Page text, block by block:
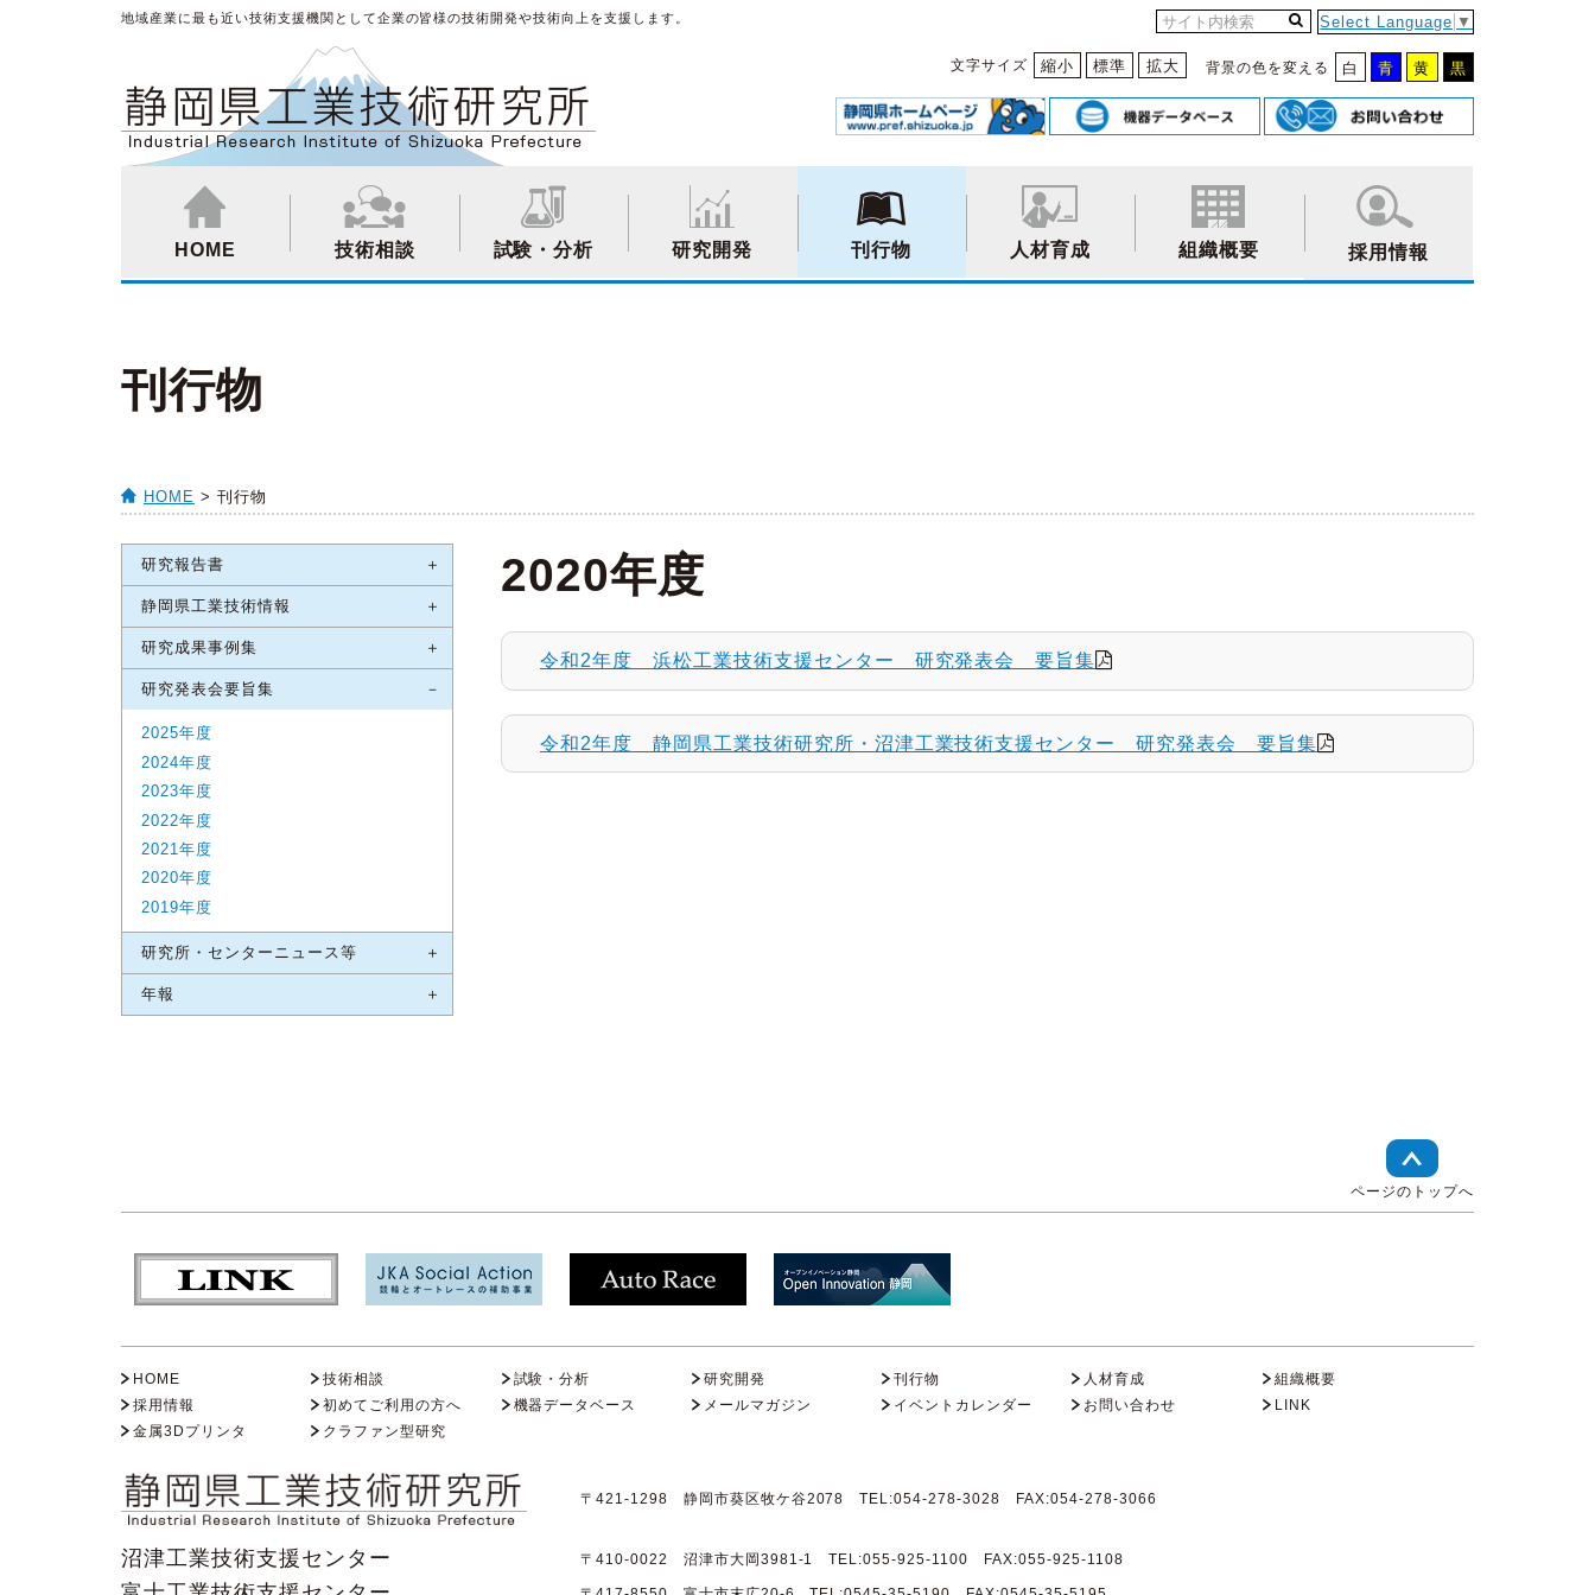
地域産業に最も近い技術支援機関として企業の皆様の技術開発や技術向上を支援します。 Select Language ▼
文字サイズ 縮小 標準 拡大 背景の色を変える 白 青 黄 黒
HOME 技術相談 試験・分析 研究開発 刊行物 人材育成 組織概要 採用情報
刊行物
HOME > 刊行物
研究報告書
静岡県工業技術情報
研究成果事例集
研究発表会要旨集
2025年度
2024年度
2023年度
2022年度
2021年度
2020年度
2019年度
研究所・センターニュース等
年報
2020年度
令和2年度 浜松工業技術支援センター 研究発表会 要旨集
令和2年度 静岡県工業技術研究所・沼津工業技術支援センター 研究発表会 要旨集
ページのトップへ
HOME 技術相談 試験・分析 研究開発 刊行物 人材育成
組織概要
採用情報
初めてご利用の方へ 機器データベース メールマガジン イベントカレンダー お問い合わせ
LINK
金属3Dプリンタ
クラファン型研究
〒421-1298 静岡市葵区牧ケ谷2078 TEL:054-278-3028 FAX:054-278-3066
沼津工業技術支援センター 〒410-0022 沼津市大岡3981-1 TEL:055-925-1100 FAX:055-925-1108